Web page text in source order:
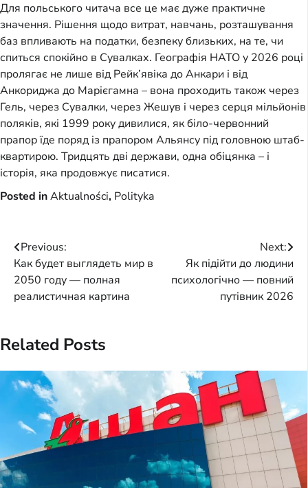
Для польського читача все це має дуже практичне
значення. Рішення щодо витрат, навчань, розташування
баз впливають на податки, безпеку близьких, на те, чи
спиться спокійно в Сувалках. Географія НАТО у 2026 році
пролягає не лише від Рейк’явіка до Анкари і від
Анкориджа до Марієгамна – вона проходить також через
Гель, через Сувалки, через Жешув і через серця мільйонів
поляків, які 1999 року дивилися, як біло-червонний
прапор їде поряд із прапором Альянсу під головною штаб-
квартирою. Тридцять дві держави, одна обіцянка – і
історія, яка продовжує писатися.
Posted inAktualności, Polityka
Post
navigation
Previous:
Как будет выглядеть мир в
2050 году — полная
реалистичная картина
Next:
Як підійти до людини
психологічно — повний
путівник 2026
Related Posts